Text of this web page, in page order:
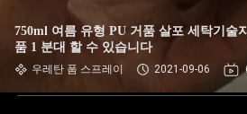
750ml 여름 유형 PU 거품 살포 세탁기술
품 1 분대 할 수 있습니다
우레탄 폼 스프레이 2021-09-06